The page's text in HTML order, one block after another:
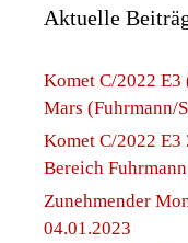
Aktuelle
Komet C/2022 E3
Mars (Fuhrmann/
Komet C/2022 E3
Bereich
Zunehmender
04.01.2023